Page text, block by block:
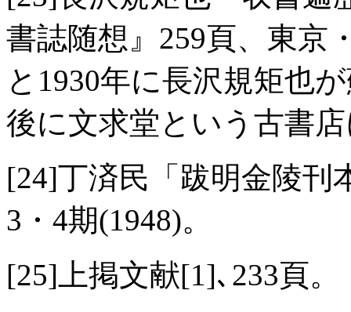
書誌随想』259頁、東京
と1930年に長沢規矩也
後に文求堂という古書
[24]丁済民「跋明金陵刊
3・4期(1948)。
[25]上掲文献[1]､233頁。